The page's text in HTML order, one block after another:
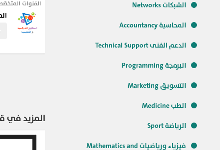
الشبكات Networks
المحاسبة Accountancy
الدعم الفنى Technical Support
البرمجة Programming
التسويق Marketing
الطب Medicine
الرياضة Sport
فيزياء ورياضيات Mathematics and
الإبتدائي ,
شرح لمادة
لثالثة
الإنجليزية ,
للصف الثالث
نطق الحروف و
الإنجليزية
نطق
القنوات
المزيد في